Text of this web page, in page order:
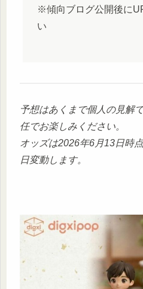
※傾向ブログ公開後に
い
予想はあくまで個人の見解
任でお楽しみください。
オッズは2026年6月13日時
日変動します。